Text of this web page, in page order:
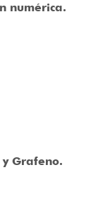
numérica.
Grafeno.